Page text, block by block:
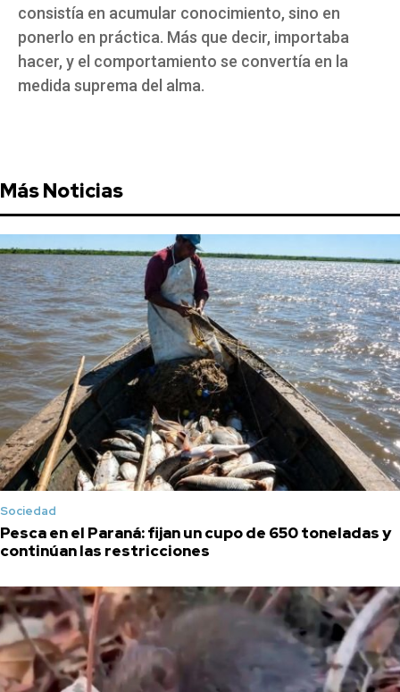
consistía en acumular conocimiento, sino en
ponerlo en práctica. Más que decir, importaba
hacer, y el comportamiento se convertía en la
medida suprema del alma.
Más Noticias
Sociedad
Pesca en el Paraná: fijan un cupo de 650 toneladas y
continúan las restricciones